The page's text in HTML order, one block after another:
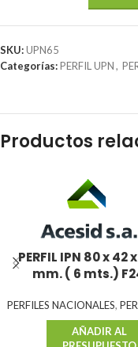
SKU:UPN65
Categorías:PERFIL UPN,
Productos
PERFIL IPN 80 x 42
mm. ( 6 mts.)
PERFILES NACIONALES,
AÑADIR AL